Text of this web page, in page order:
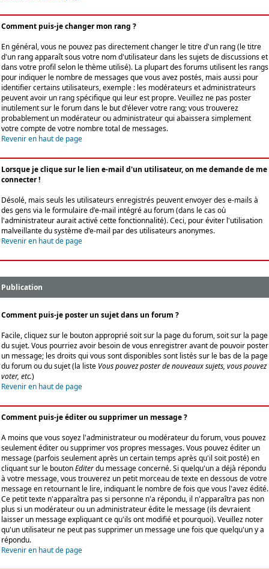
Comment puis-je changer mon rang ?
En général, vous ne pouvez pas directement changer le titre d'un rang (le titre
d'un rang apparaît sous votre nom d'utilisateur dans les sujets de discussions et
dans votre profil selon le thème utilisé). La plupart des forums utilisent les rangs
pour indiquer le nombre de messages que vous avez postés, mais aussi pour
identifier certains utilisateurs, exemple : les modérateurs et administrateurs
peuvent avoir un rang spécifique qui leur est propre. Veuillez ne pas poster
inutilement sur le forum dans le but d'élever votre rang; vous trouverez
probablement un modérateur ou administrateur qui abaissera simplement
votre compte de votre nombre total de messages.
Revenir en haut de page
Lorsque je clique sur le lien e-mail d'un utilisateur, on me demande de me
connecter !
Désolé, mais seuls les utilisateurs enregistrés peuvent envoyer des e-mails à
des gens via le formulaire d'e-mail intégré au forum (dans le cas où
l'administrateur aurait activé cette fonctionnalité). Ceci, pour éviter l'utilisation
malveillante du système d'e-mail par des utilisateurs anonymes.
Revenir en haut de page
Publication
Comment puis-je poster un sujet dans un forum ?
Facile, cliquez sur le bouton approprié soit sur la page du forum, soit sur la page
du sujet. Vous pourriez avoir besoin de vous enregistrer avant de pouvoir poster
un message; les droits qui vous sont disponibles sont listés sur le bas de la page
du forum ou du sujet (la liste Vous pouvez poster de nouveaux sujets, vous pouvez
voter, etc.)
Revenir en haut de page
Comment puis-je éditer ou supprimer un message ?
A moins que vous soyez l'administrateur ou modérateur du forum, vous pouvez
seulement éditer ou supprimer vos propres messages. Vous pouvez éditer un
message (parfois seulement après un certain temps après qu'il soit posté) en
cliquant sur le boutonEditerdu message concerné. Si quelqu'un a déjà répondu
à votre message, vous trouverez un petit morceau de texte en dessous de votre
message en retournant le lire, indiquant le nombre de fois que vous l'avez édité.
Ce petit texte n'apparaîtra pas si personne n'a répondu, il n'apparaîtra pas non
plus si un modérateur ou un administrateur édite le message (ils devraient
laisser un message expliquant ce qu'ils ont modifié et pourquoi). Veuillez noter
qu'un utilisateur ne peut pas supprimer un message une fois que quelqu'un y a
répondu.
Revenir en haut de page